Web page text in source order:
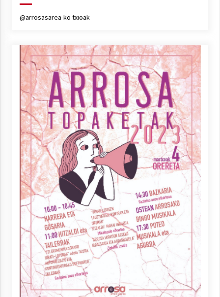
@arrosasarea-ko txioak